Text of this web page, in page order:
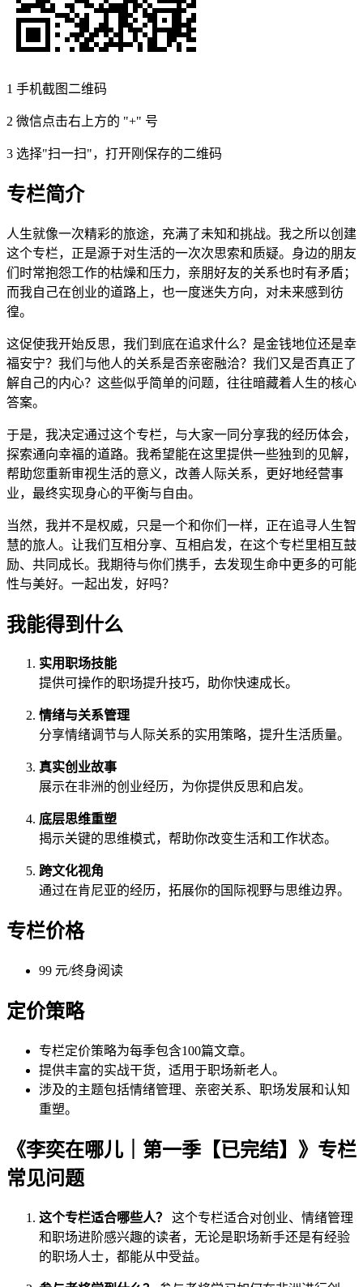
1 手机截图二维码
2 微信点击右上方的 "+" 号
3 选择"扫一扫"，打开刚保存的二维码
专栏简介
人生就像一次精彩的旅途，充满了未知和挑战。我之所以创建
这个专栏，正是源于对生活的一次次思索和质疑。身边的朋友
们时常抱怨工作的枯燥和压力，亲朋好友的关系也时有矛盾；
而我自己在创业的道路上，也一度迷失方向，对未来感到彷
徨。
这促使我开始反思，我们到底在追求什么？是金钱地位还是幸
福安宁？我们与他人的关系是否亲密融洽？我们又是否真正了
解自己的内心？这些似乎简单的问题，往往暗藏着人生的核心
答案。
于是，我决定通过这个专栏，与大家一同分享我的经历体会，
探索通向幸福的道路。我希望能在这里提供一些独到的见解，
帮助您重新审视生活的意义，改善人际关系，更好地经营事
业，最终实现身心的平衡与自由。
当然，我并不是权威，只是一个和你们一样，正在追寻人生智
慧的旅人。让我们互相分享、互相启发，在这个专栏里相互鼓
励、共同成长。我期待与你们携手，去发现生命中更多的可能
性与美好。一起出发，好吗？
我能得到什么
实用职场技能
提供可操作的职场提升技巧，助你快速成长。
情绪与关系管理
分享情绪调节与人际关系的实用策略，提升生活质量。
真实创业故事
展示在非洲的创业经历，为你提供反思和启发。
底层思维重塑
揭示关键的思维模式，帮助你改变生活和工作状态。
跨文化视角
通过在肯尼亚的经历，拓展你的国际视野与思维边界。
专栏价格
99 元/终身阅读
定价策略
专栏定价策略为每季包含100篇文章。
提供丰富的实战干货，适用于职场新老人。
涉及的主题包括情绪管理、亲密关系、职场发展和认知
重塑。
《李奕在哪儿｜第一季【已完结】》专栏
常见问题
这个专栏适合哪些人？
这个专栏适合对创业、情绪管理
和职场进阶感兴趣的读者，无论是职场新手还是有经验
的职场人士，都能从中受益。